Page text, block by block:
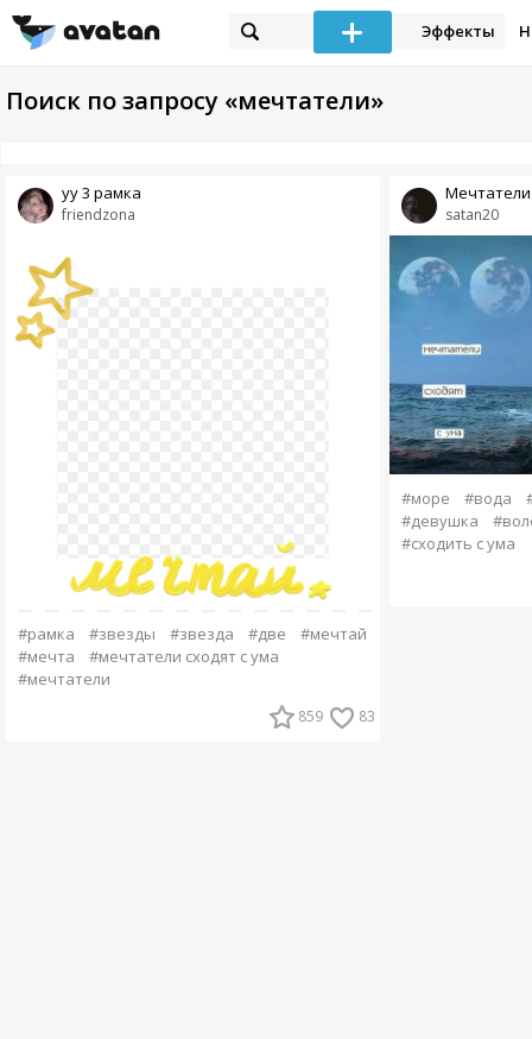
Эффекты
Поиск по запросу «мечтатели»
friendzona
уу 3 рамка
#рамка #звезды #звезда #две
#мечтай
#мечта
#мечтатели сходят с ума
#мечтатели
859 83
satan20
Мечтатели
#море #вода
#девушка
#сходить с ума